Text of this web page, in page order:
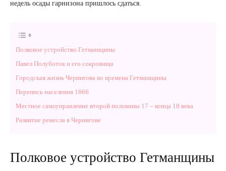
недель осады гарнизона пришлось сдаться.
Полковое устройство Гетманщины
Павел Полуботок и его сокровища
Городская жизнь Чернигова во времена Гетманщины
Перепись населения 1666
Местное самоуправление второй половины 17 – конца 18 века
Развитие ремесла в Чернигове
Полковое устройство Гетманщины